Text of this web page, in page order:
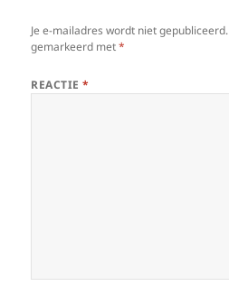
Je e-mailadres wordt niet gepubliceerd.
gemarkeerd met*
REACTIE*